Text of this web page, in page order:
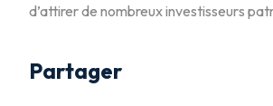
d’attirer de nombreux investisseurs
Partager